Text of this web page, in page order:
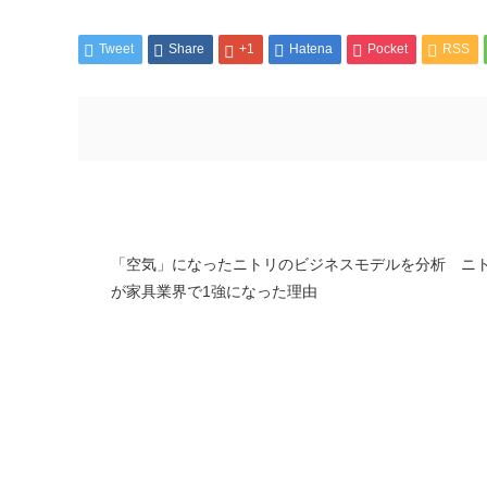
Tweet Share +1 Hatena Pocket RSS
「空気」になったニトリのビジネスモデルを分析 ニ
が家具業界で1強になった理由